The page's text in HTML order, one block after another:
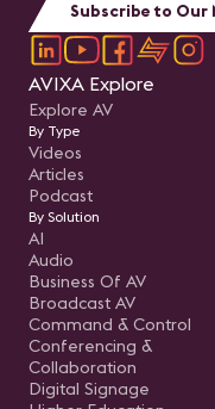
Subscribe to Our
AVIXA Explore
Explore AV
By Type
Videos
Articles
Podcast
By Solution
AI
Audio
Business Of AV
Broadcast AV
Command & Control
Conferencing &
Collaboration
Digital Signage